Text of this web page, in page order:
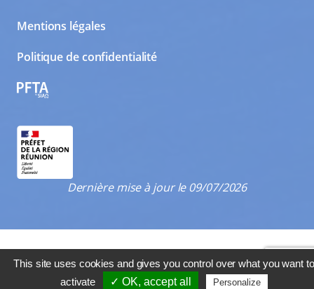
Mentions légales
Politique de confidentialité
PFTA
Dernière mise à jour le 09/07/2026
This site uses cookies and gives you control over what you want to
activate
✓ OK, accept all Personalize